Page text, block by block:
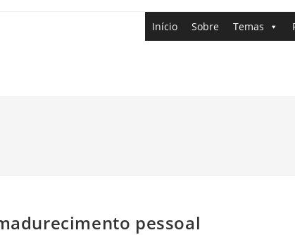
Início Sobre Temas
pessoal